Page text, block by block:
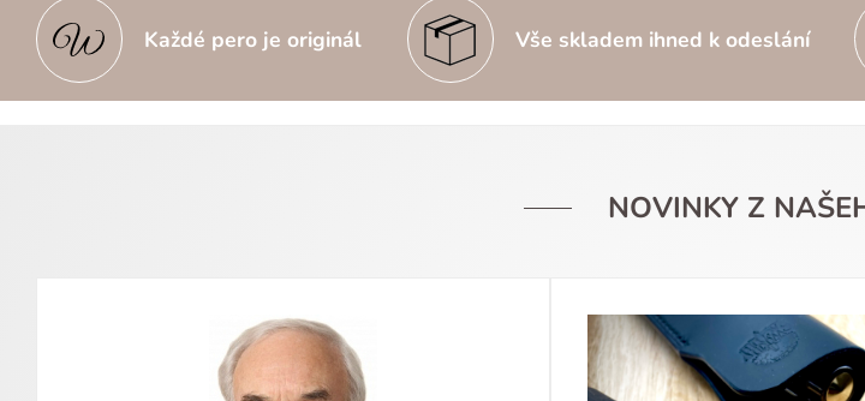
Každé pero je originál Vše skladem ihned k odeslání
NOVINKY Z